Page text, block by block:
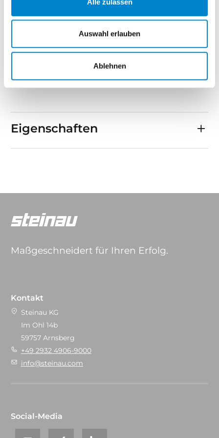
Auswahl erlauben
Ablehnen
Schloss:Klasse 1, BB, nickelsilber, Schließblech
Bekleidungsbreite:60 mm
Türstärke:ca. 39,5 mm
Eigenschaften
Maßgeschneidert für Ihren Erfolg.
Kontakt
Steinau KG
Im Ohl 14b
59757 Arnsberg
+49 2932 4906-9000
info@steinau.com
Social-Media